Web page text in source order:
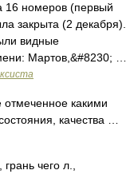
16 номеров (первый
закрыта (2 декабря).
видные
Мартов,&#8230; …
какими
качества …
чего л.,